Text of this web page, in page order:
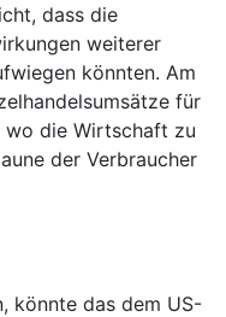
dass die
weiterer
könnten. Am
für
wo die Wirtschaft zu
der Verbraucher
könnte das dem US-